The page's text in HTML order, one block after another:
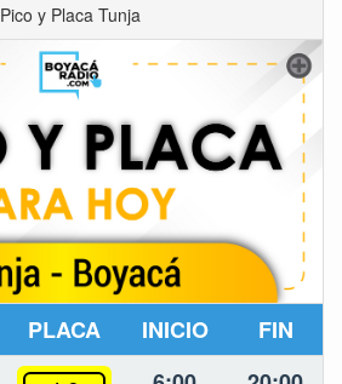
Pico y Placa Tunja
PLACA INICIO FIN